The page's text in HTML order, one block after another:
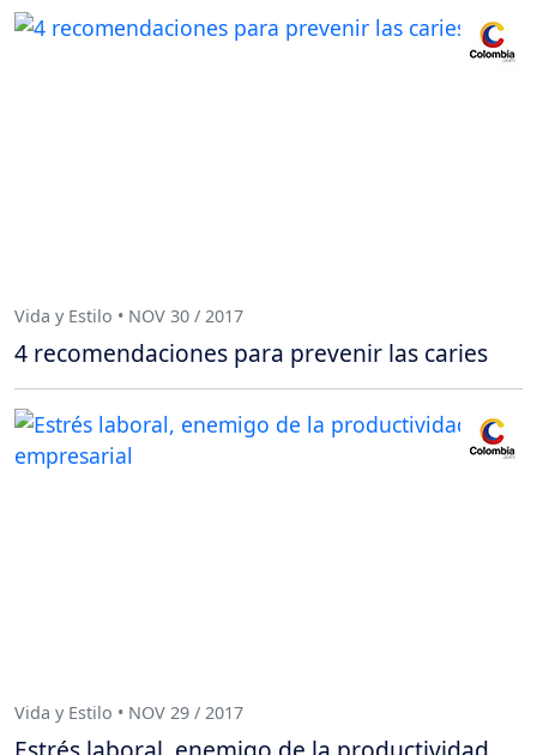
Vida y Estilo • NOV 30 / 2017
4 recomendaciones para prevenir las caries
Vida y Estilo • NOV 29 / 2017